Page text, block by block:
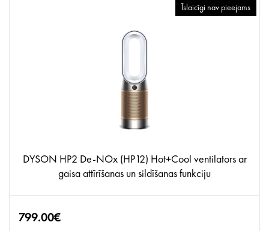
Īslaicīgi nav pieejams
DYSON HP2 De-NOx (HP12) Hot+Cool ventilators ar
gaisa attīrīšanas un sildīšanas funkciju
799.00€